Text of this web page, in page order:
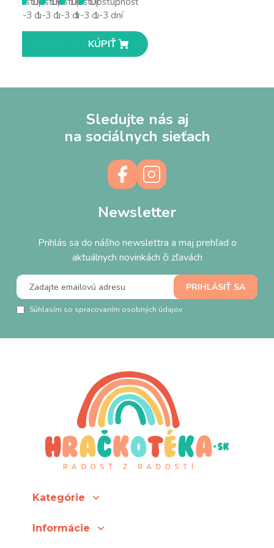
1-3 dní1-3 dní1-3 dní1-3 dní
KÚPIŤ
1-3 dní
KÚPIŤ
Sledujte nás aj
na sociálnych sieťach
Newsletter
Prihlás sa do nášho newslettra a maj prehľad o
aktuálnych novinkách či zľavách
Súhlasím so spracovaním osobných údajov
Kategórie
Informácie